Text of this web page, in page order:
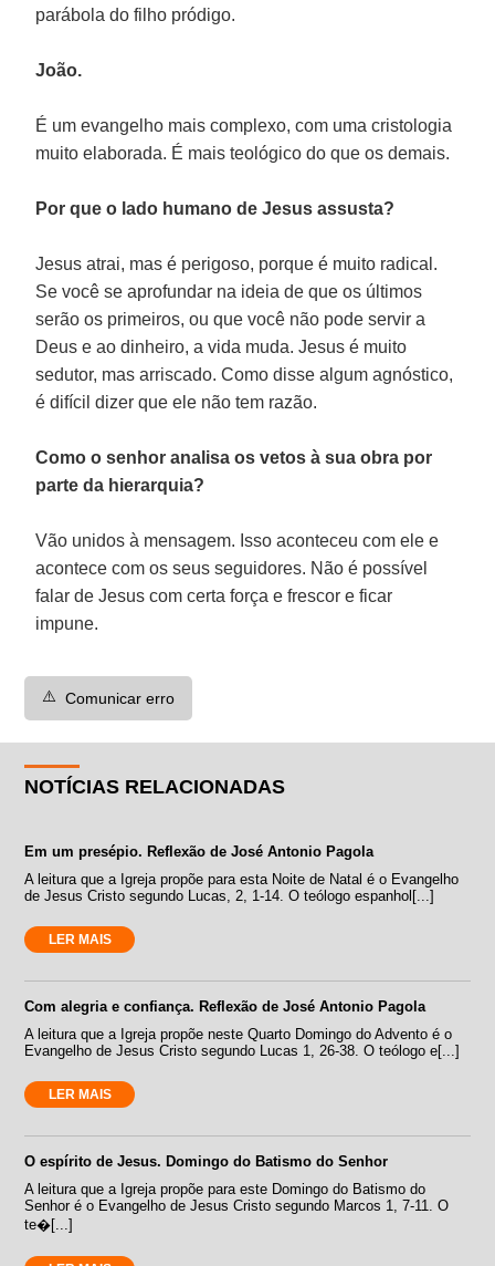
parábola do filho pródigo.
João.
É um evangelho mais complexo, com uma cristologia
muito elaborada. É mais teológico do que os demais.
Por que o lado humano de Jesus assusta?
Jesus atrai, mas é perigoso, porque é muito radical.
Se você se aprofundar na ideia de que os últimos
serão os primeiros, ou que você não pode servir a
Deus e ao dinheiro, a vida muda. Jesus é muito
sedutor, mas arriscado. Como disse algum agnóstico,
é difícil dizer que ele não tem razão.
Como o senhor analisa os vetos à sua obra por
parte da hierarquia?
Vão unidos à mensagem. Isso aconteceu com ele e
acontece com os seus seguidores. Não é possível
falar de Jesus com certa força e frescor e ficar
impune.
⚠️ Comunicar erro
NOTÍCIAS RELACIONADAS
Em um presépio. Reflexão de José Antonio Pagola
A leitura que a Igreja propõe para esta Noite de Natal é o Evangelho
de Jesus Cristo segundo Lucas, 2, 1-14. O teólogo espanhol[...]
LER MAIS
Com alegria e confiança. Reflexão de José Antonio Pagola
A leitura que a Igreja propõe neste Quarto Domingo do Advento é o
Evangelho de Jesus Cristo segundo Lucas 1, 26-38. O teólogo e[...]
LER MAIS
O espírito de Jesus. Domingo do Batismo do Senhor
A leitura que a Igreja propõe para este Domingo do Batismo do
Senhor é o Evangelho de Jesus Cristo segundo Marcos 1, 7-11. O
te�[...]